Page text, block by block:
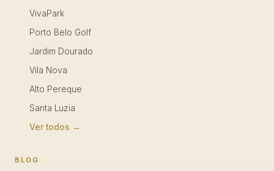
VivaPark
Porto Belo Golf
Jardim Dourado
Vila Nova
Alto Pereque
Santa Luzia
Ver todos →
BLOG